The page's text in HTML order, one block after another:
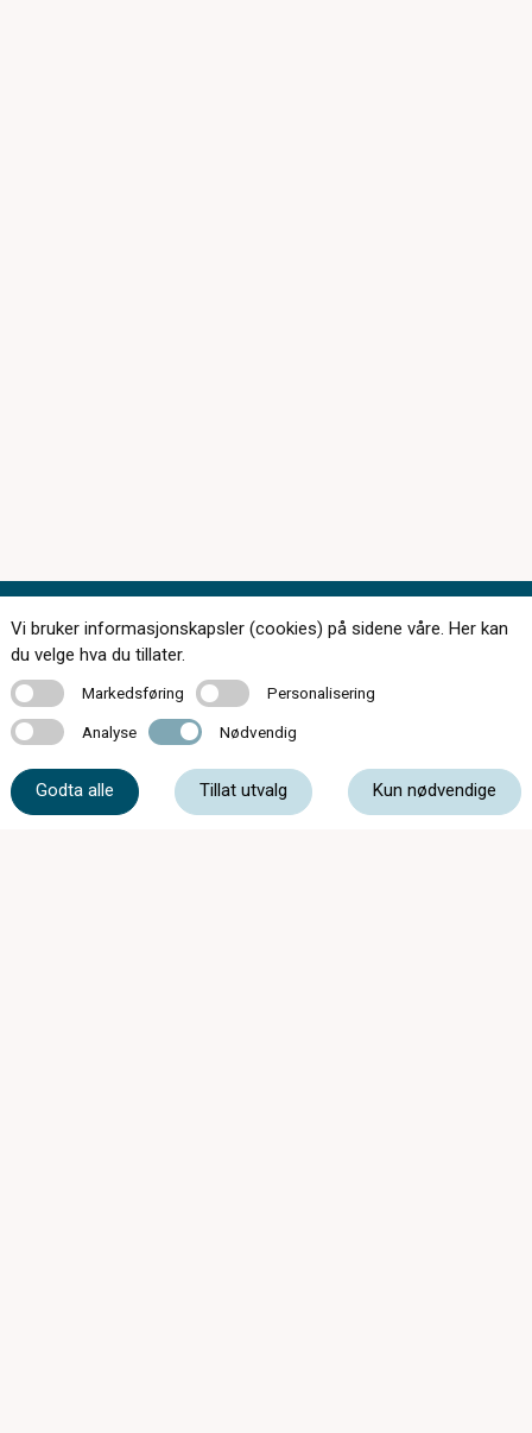
Kontakt oss
Vi bruker informasjonskapsler (cookies) på sidene våre. Her kan
du velge hva du tillater.
MarkedsføringMarkedsføring PersonaliseringPersonalisering
Analyse Analyse Nødvendig Nødvendig
Godta alle Tillat utvalg Kun nødvendige